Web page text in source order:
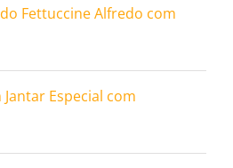
Fettuccine Alfredo com
Especial com